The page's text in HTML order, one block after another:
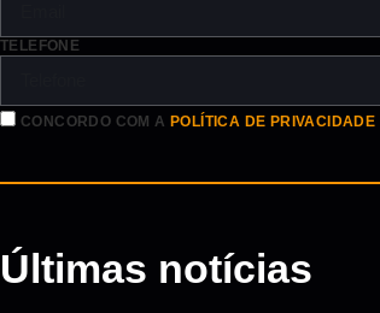
TELEFONE
CONCORDO COM APOLÍTICA DE PRIVACIDADE
Últimas notícias